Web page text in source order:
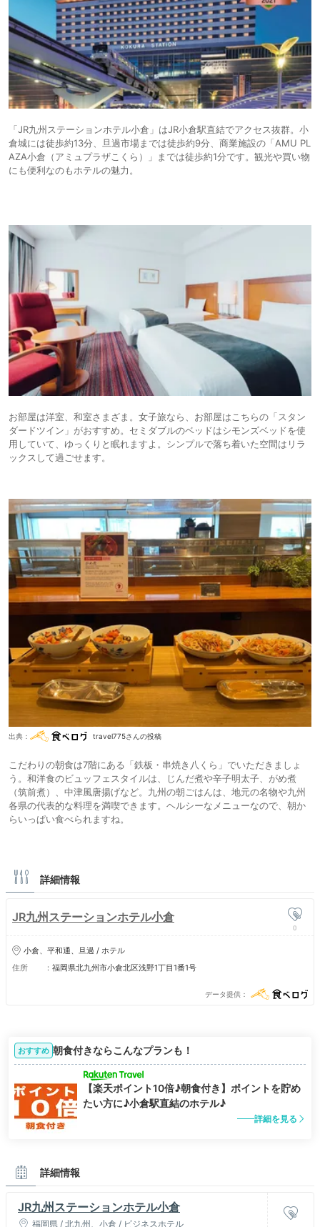
「JR九州ステーションホテル小倉」はJR小倉駅直結でアクセス抜群。小
倉城には徒歩約13分、旦過市場までは徒歩約9分、商業施設の「AMU PL
AZA小倉（アミュプラザこくら）」までは徒歩約1分です。観光や買い物
にも便利なのもホテルの魅力。
お部屋は洋室、和室さまざま。女子旅なら、お部屋はこちらの「スタン
ダードツイン」がおすすめ。セミダブルのベッドはシモンズベッドを使
用していて、ゆっくりと眠れますよ。シンプルで落ち着いた空間はリラ
ックスして過ごせます。
出典： travel775さんの投稿
こだわりの朝食は7階にある「鉄板・串焼き八くら」でいただきましょ
う。和洋食のビュッフェスタイルは、じんだ煮や辛子明太子、がめ煮
（筑前煮）、中津風唐揚げなど。九州の朝ごはんは、地元の名物や九州
各県の代表的な料理を満喫できます。ヘルシーなメニューなので、朝か
らいっぱい食べられますね。
詳細情報
JR九州ステーションホテル小倉
0
小倉、平和通、旦過 / ホテル
住所
福岡県北九州市小倉北区浅野1丁目1番1号
データ提供
おすすめ 朝食付きならこんなプランも！
【楽天ポイント10倍♪朝食付き】ポイントを貯め
たい方に♪小倉駅直結のホテル♪
詳細を見る
詳細情報
JR九州ステーションホテル小倉
福岡県 / 北九州、小倉 / ビジネスホテル